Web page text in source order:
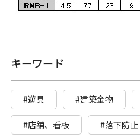
キーワード
#遊具 #建築金物
#店舗、看板 #落下防止